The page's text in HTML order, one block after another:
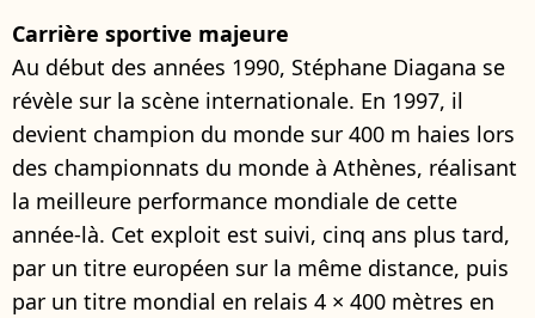
Carrière sportive majeure
Au début des années 1990, Stéphane Diagana se
révèle sur la scène internationale. En 1997, il
devient champion du monde sur 400 m haies lors
des championnats du monde à Athènes, réalisant
la meilleure performance mondiale de cette
année-là. Cet exploit est suivi, cinq ans plus tard,
par un titre européen sur la même distance, puis
par un titre mondial en relais 4 × 400 mètres en